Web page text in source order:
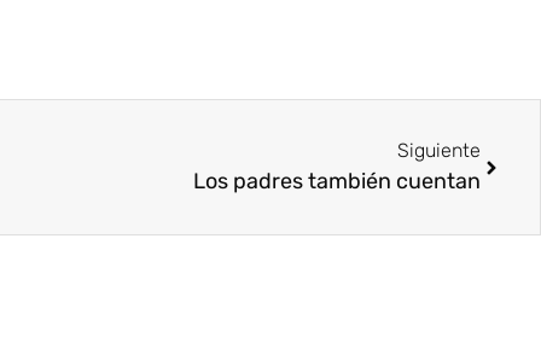
Siguiente
Los padres también cuentan